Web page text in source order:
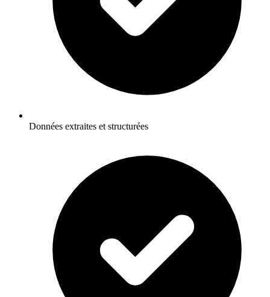
Données extraites et structurées